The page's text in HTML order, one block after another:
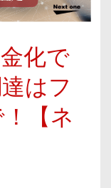
化で
はフ
【ネ